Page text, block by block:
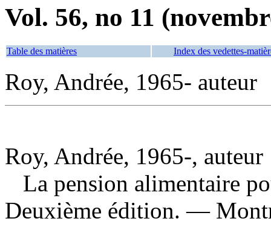
Vol. 56, no 11
Table des matières Index des vedettes-
Roy, Andrée, 1965- auteur
Roy, Andrée, 1965-, auteur
La pension alimentaire
Deuxième édition. —